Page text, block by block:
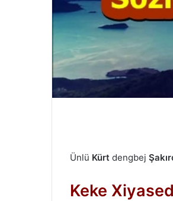
m
e
Ünlü Kürt dengbej
Keke